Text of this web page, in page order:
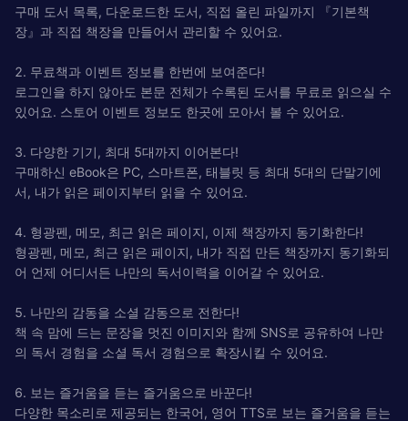
구매 도서 목록, 다운로드한 도서, 직접 올린 파일까지 『기본책
장』과 직접 책장을 만들어서 관리할 수 있어요.
2. 무료책과 이벤트 정보를 한번에 보여준다!
로그인을 하지 않아도 본문 전체가 수록된 도서를 무료로 읽으실 수
있어요. 스토어 이벤트 정보도 한곳에 모아서 볼 수 있어요.
3. 다양한 기기, 최대 5대까지 이어본다!
구매하신 eBook은 PC, 스마트폰, 태블릿 등 최대 5대의 단말기에
서, 내가 읽은 페이지부터 읽을 수 있어요.
4. 형광펜, 메모, 최근 읽은 페이지, 이제 책장까지 동기화한다!
형광펜, 메모, 최근 읽은 페이지, 내가 직접 만든 책장까지 동기화되
어 언제 어디서든 나만의 독서이력을 이어갈 수 있어요.
5. 나만의 감동을 소셜 감동으로 전한다!
책 속 맘에 드는 문장을 멋진 이미지와 함께 SNS로 공유하여 나만
의 독서 경험을 소셜 독서 경험으로 확장시킬 수 있어요.
6. 보는 즐거움을 듣는 즐거움으로 바꾼다!
다양한 목소리로 제공되는 한국어, 영어 TTS로 보는 즐거움을 듣는